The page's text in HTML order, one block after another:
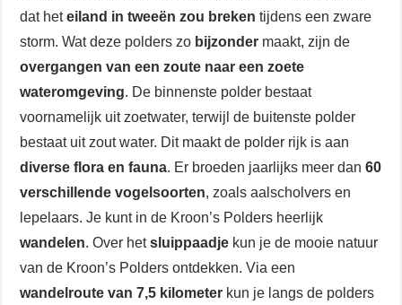
dat heteiland in tweeën zou breken tijdens een zware
storm. Wat deze polders zo bijzonder maakt, zijn de
overgangen van een zoute naar een zoete
wateromgeving. De binnenste polder bestaat
voornamelijk uit zoetwater, terwijl de buitenste polder
bestaat uit zout water. Dit maakt de polder rijk is aan
diverse flora en fauna. Er broeden jaarlijks meer dan60
verschillende vogelsoorten, zoals aalscholvers en
lepelaars. Je kunt in de Kroon’s Polders heerlijk
wandelen. Over hetsluippaadje kun je de mooie natuur
van de Kroon’s Polders ontdekken. Via een
wandelroute van 7,5 kilometer kun je langs de polders